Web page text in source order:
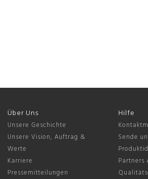
Über Uns
Unsere Geschichte
Unsere Vision, Auftrag &
Werte
Karriere
Pressemitteilungen
Hilfe
Sende
Partners